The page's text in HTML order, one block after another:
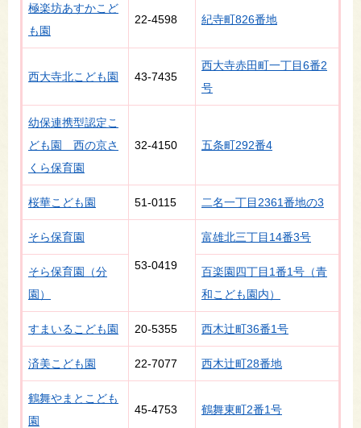
極楽坊あすかこど
も園
22-4598 紀寺町826番地
西大寺北こども園 43‐7435
西大寺赤田町一丁目6番2
号
幼保連携型認定こ
ども園 西の京さ
くら保育園
32‐4150 五条町292番4
桜華こども園 51-0115 二名一丁目2361番地の3
そら保育園
53-0419
富雄北三丁目14番3号
そら保育園（分
園）
百楽園四丁目1番1号（青
和こども園内）
すまいるこども園 20-5355 西木辻町36番1号
済美こども園 22-7077 西木辻町28番地
鶴舞やまとこども
園
45-4753 鶴舞東町2番1号